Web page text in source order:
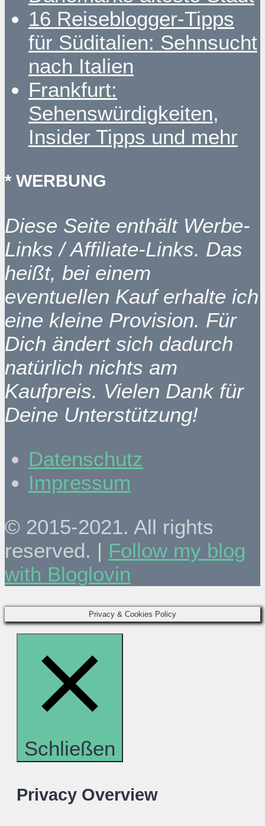
16 Reiseblogger-Tipps
für Süditalien: Sehnsucht
nach Italien
Frankfurt:
Sehenswürdigkeiten,
Insider Tipps und mehr
* WERBUNG
Diese Seite enthält Werbe-
Links / Affiliate-Links. Das
heißt, bei einem
eventuellen Kauf erhalte ich
eine kleine Provision. Für
Dich ändert sich dadurch
natürlich nichts am
Kaufpreis. Vielen Dank für
Deine Unterstützung!
Datenschutz
Impressum
© 2015-2021. All rights
reserved. | Follow my blog
with Bloglovin
Privacy & Cookies Policy
Schließen
Privacy Overview